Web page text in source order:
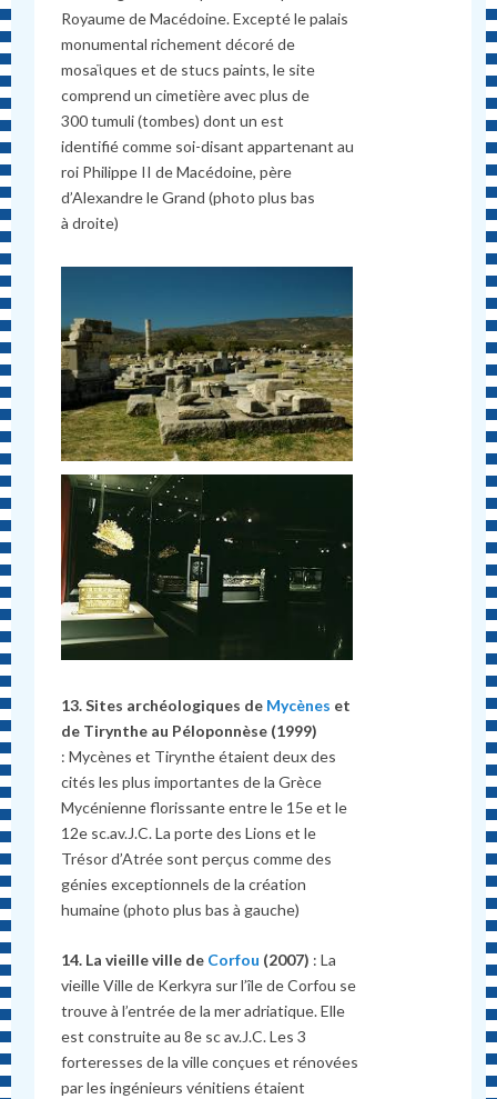
Royaume de Macédoine. Excepté le palais
monumental richement décoré de
mosaϊques et de stucs paints, le site
comprend un cimetière avec plus de
300 tumuli (tombes) dont un est
identifié comme soi-disant appartenant au
roi Philippe II de Macédoine, père
d’Alexandre le Grand (photo plus bas
à droite)
13. Sites archéologiques de Mycènes et
de Tirynthe au Péloponnèse (1999)
: Mycènes et Tirynthe étaient deux des
cités les plus importantes de la Grèce
Mycénienne florissante entre le 15e et le
12e sc.av.J.C. La porte des Lions et le
Trésor d’Atrée sont perçus comme des
génies exceptionnels de la création
humaine (photo plus bas à gauche)
14. La vieille ville de Corfou (2007) : La
vieille Ville de Kerkyra sur l’île de Corfou se
trouve à l’entrée de la mer adriatique. Elle
est construite au 8e sc av.J.C. Les 3
forteresses de la ville conçues et rénovées
par les ingénieurs vénitiens étaient